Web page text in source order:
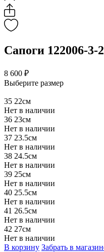
Сапоги 122006-3-
8 600 ₽
Выберите размер
35 22см
Нет в наличии
36 23см
Нет в наличии
37 23.5см
Нет в наличии
38 24.5см
Нет в наличии
39 25см
Нет в наличии
40 25.5см
Нет в наличии
41 26.5см
Нет в наличии
42 27см
Нет в наличии
В корзину Забрать в